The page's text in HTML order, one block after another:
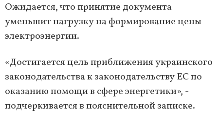
Ожидается, что принятие документа
уменьшит нагрузку на формирование цены
электроэнергии.
«Достигается цель приближения украинского
законодательства к законодательству ЕС по
оказанию помощи в сфере энергетики», -
подчеркивается в пояснительной записке.